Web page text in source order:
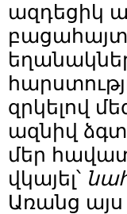
ազդեցիկ
զրկելով
ազնիվ
մեր
վկայել՝
Առանց